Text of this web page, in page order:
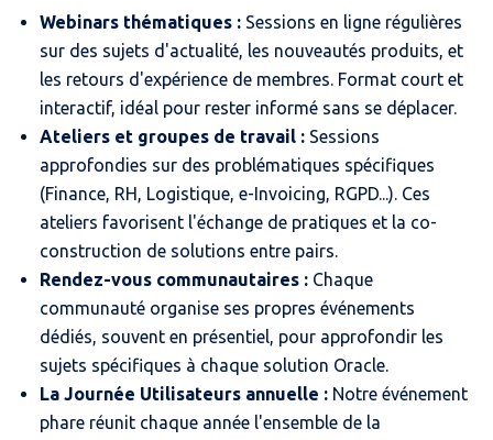
Webinars thématiques : Sessions en ligne régulières
sur des sujets d'actualité, les nouveautés produits, et
les retours d'expérience de membres. Format court et
interactif, idéal pour rester informé sans se déplacer.
Ateliers et groupes de travail : Sessions
approfondies sur des problématiques spécifiques
(Finance, RH, Logistique, e-Invoicing, RGPD...). Ces
ateliers favorisent l'échange de pratiques et la co-
construction de solutions entre pairs.
Rendez-vous communautaires : Chaque
communauté organise ses propres événements
dédiés, souvent en présentiel, pour approfondir les
sujets spécifiques à chaque solution Oracle.
La Journée Utilisateurs annuelle : Notre événement
phare réunit chaque année l'ensemble de la